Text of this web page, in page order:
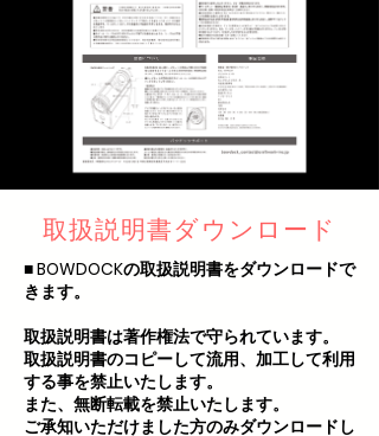
取扱説明書ダウンロード
■ BOWDOCKの取扱説明書をダウンロードで
きます。
取扱説明書は著作権法で守られています。
取扱説明書のコピーして流用、加工して利用
する事を禁止いたします。
また、無断転載を禁止いたします。
ご承知いただけました方のみダウンロードし